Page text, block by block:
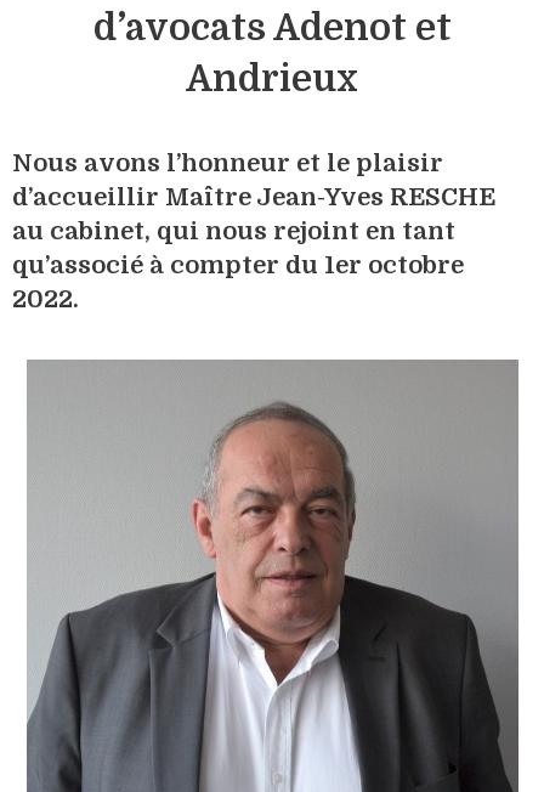
d’avocats Adenot et
Andrieux
Nous avons l’honneur et le plaisir
d’accueillir Maître Jean-Yves RESCHE
au cabinet, qui nous rejoint en tant
qu’associé à compter du 1er octobre
2022.